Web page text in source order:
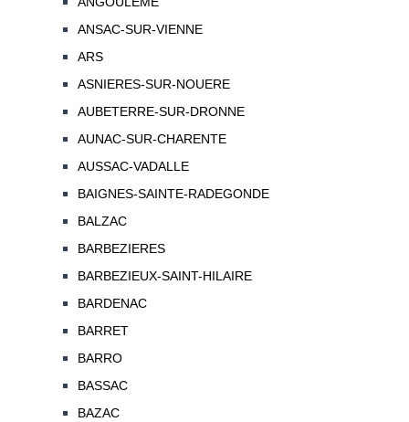
ANSAC-SUR-VIENNE
ARS
ASNIERES-SUR-NOUERE
AUBETERRE-SUR-DRONNE
AUNAC-SUR-CHARENTE
AUSSAC-VADALLE
BAIGNES-SAINTE-RADEGONDE
BALZAC
BARBEZIERES
BARBEZIEUX-SAINT-HILAIRE
BARDENAC
BARRET
BARRO
BASSAC
BAZAC